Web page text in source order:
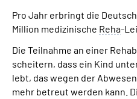
Über uns & Presse
Online-Services
Suche
Pro Jahr erbringt die
Million medizinische Reha-
Die Teilnahme an einer
scheitern, dass ein Kind
lebt, das wegen der
mehr betreut werden kann.